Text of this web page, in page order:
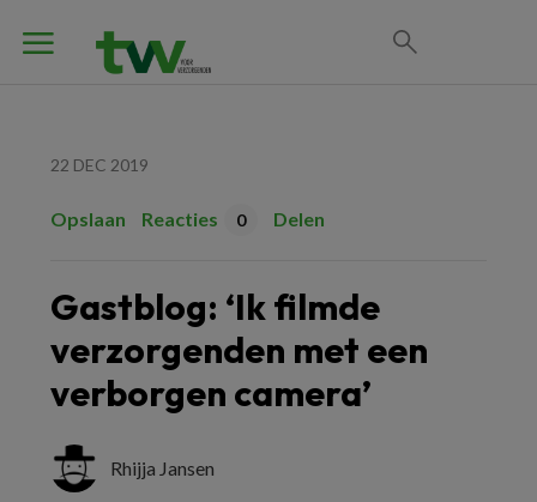
22 DEC 2019
Opslaan Reacties 0 Delen
Gastblog: ‘Ik filmde
verzorgenden met een
verborgen camera’
Rhijja Jansen